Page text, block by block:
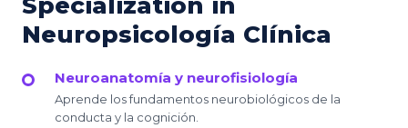
Neuropsicología Clínica
Neuroanatomía y neurofisiología
Aprende los fundamentos neurobiológicos de la
conducta y la cognición.